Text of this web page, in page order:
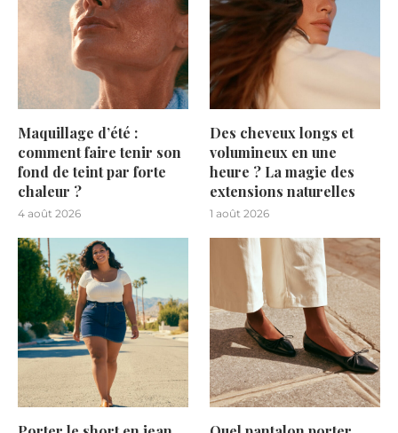
Maquillage d’été :
comment faire tenir son
fond de teint par forte
chaleur ?
4 août 2026
Des cheveux longs et
volumineux en une
heure ? La magie des
extensions naturelles
1 août 2026